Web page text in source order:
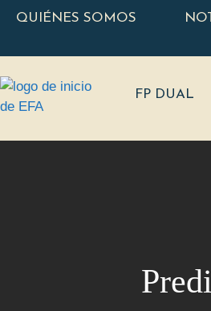
QUIÉNES SOMOS
FP DUAL